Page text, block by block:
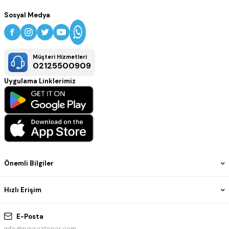
Mimarlık ofisleri, mühendislik firmaları, tasarım stüdyoları, reklam
ajansları ve profesyonel baskı merkezleri için uygundur. CAD
çizimleri, teknik dokümanlar, posterler ve geniş format baskı
ihtiyaçlarında kaliteli, dayanıklı ve profesyonel sonuçlar elde
E-Posta
Önemli Bilgiler
Hızlı Erişim
Sosyal Medya
Müşteri Hizmetleri
02125500909
Uygulama Linklerimiz